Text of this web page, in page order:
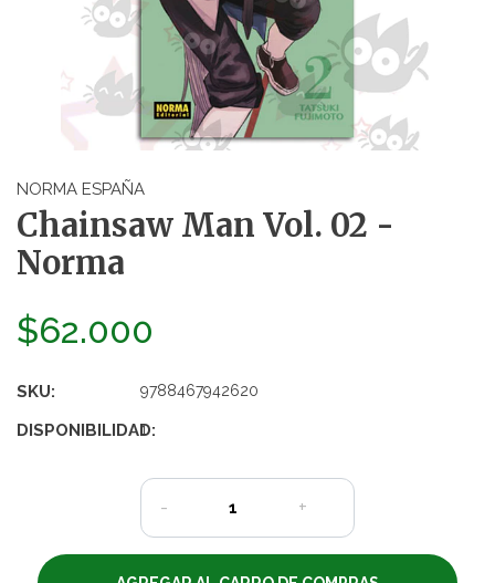
NORMA ESPAÑA
Chainsaw Man Vol. 02 -
Norma
$62.000
SKU: 9788467942620
DISPONIBILIDAD:
1
- +